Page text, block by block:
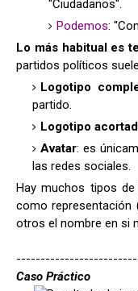
"Ciudadanos".
Podemos:
Lo más habitual es
partidos políticos
Logotipo
partido.
Logotipo
Avatar: es
las redes sociales.
Hay muchos tipos
como representación
otros el nombre en si
Caso Práctico